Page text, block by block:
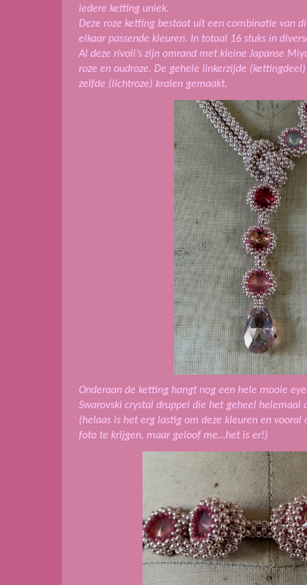
iedere ketting uniek.
Deze roze ketting bestaat uit een combinatie van
elkaar passende kleuren. In totaal 16 stuks in
Al deze rivoli’s zijn omrand met kleine Japanse
roze en oudroze. De gehele linkerzijde
zelfde (lichtroze) kralen gemaakt.
Onderaan de ketting hangt nog een hele mooie
Swarovski crystal druppel die het geheel helemaal
(helaas is het erg lastig om deze kleuren en
foto te krijgen, maar geloof me…het is er!)